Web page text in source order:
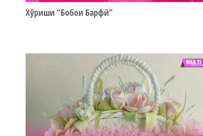
Хӯриши “Бобои Барфӣ”